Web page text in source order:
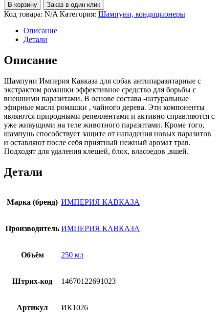
В корзину Заказ в один клик
Код товара: N/A Категория: Шампуни, кондиционеры
Описание
Детали
Описание
Шампуни Империя Кавказа для собак антипаразитарные с
экстрактом ромашки эффективное средство для борьбы с
внешними паразитами. В основе состава -натуральные
эфирные масла ромашки , чайного дерева. Эти компоненты
являются природными репеллентами и активно справляются с
уже живущими на теле животного паразитами. Кроме того,
шампунь способствует защите от нападения новых паразитов
и оставляют после себя приятный нежный аромат трав.
Подходят для удаления клещей, блох, власоедов ,вшей.
Детали
Марка (бренд) ИМПЕРИЯ КАВКАЗА
Производитель ИМПЕРИЯ КАВКАЗА
Объём 250 мл
Штрих-код 14670122691023
Артикул ИК1026